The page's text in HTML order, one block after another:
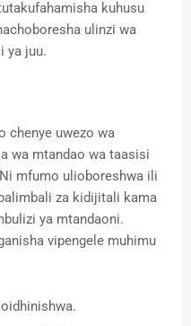
kuhusu
ulinzi wa
ya juu.
chenye uwezo wa
wa mtandao wa taasisi
mfumo ulioboreshwa ili
za kidijitali kama
ya mtandaoni.
vipengele muhimu